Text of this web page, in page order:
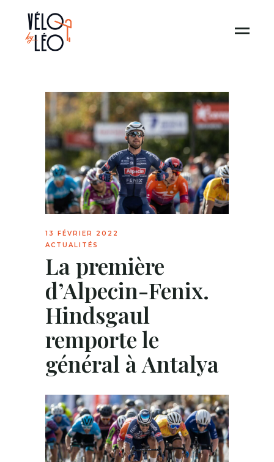
13 FÉVRIER 2022
ACTUALITÉS
La première
d’Alpecin-Fenix.
Hindsgaul
remporte le
général à Antalya